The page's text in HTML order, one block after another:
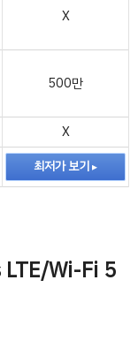
X
500만
X
최저가 보기
LTE/Wi-Fi 5